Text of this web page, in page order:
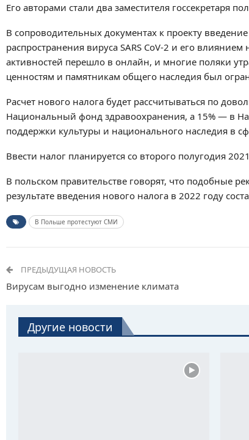
Его авторами стали два заместителя госсекретаря
В сопроводительных документах к проекту
распространения вируса SARS CoV-2 и его
активностей перешло в онлайн, и многие поляки
ценностям и памятникам общего наследия был
Расчет нового налога будет рассчитываться по
Национальный фонд здравоохранения, а 15% — в
поддержки культуры и национального наследия в
Ввести налог планируется со второго полугодия
В польском правительстве говорят, что подобные
результате введения нового налога в 2022 году
В Польше протестуют СМИ
ПРЕДЫДУЩАЯ НОВОСТЬ
Вирусам выгодно изменение климата
Другие новости